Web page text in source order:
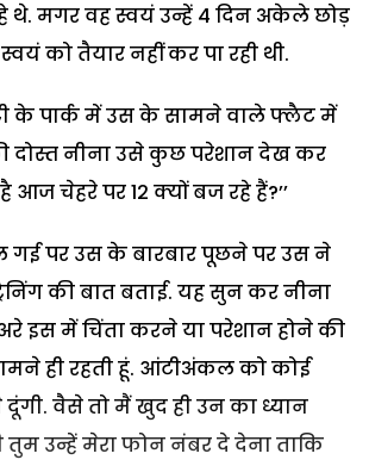
थे. मगर वह स्वयं उन्हें 4 दिन अकेले छोड़
को तैयार नहीं कर पा रही थी.
के पार्क में उस के सामने वाले फ्लैट में
दोस्त नीना उसे कुछ परेशान देख कर
है आज चेहरे पर 12 क्यों बज रहे हैं?’’
गई पर उस के बारबार पूछने पर उस ने
की बात बताई. यह सुन कर नीना
इस में चिंता करने या परेशान होने की
ही रहती हूं. आंटीअंकल को कोई
दूंगी. वैसे तो मैं खुद ही उन का ध्यान
तुम उन्हें मेरा फोन नंबर दे देना ताकि